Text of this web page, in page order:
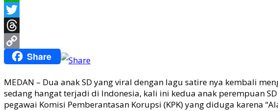
WhatsApp
Twitter
Threads
Copy Share
MEDAN – Dua anak SD yang viral dengan lagu satire nya kembali
sedang hangat terjadi di Indonesia, kali ini kedua anak perempuan
pegawai Komisi Pemberantasan Korupsi (KPK) yang diduga karena